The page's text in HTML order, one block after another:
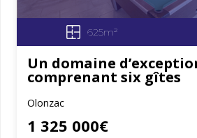
625m²
Un domaine
comprenant six gîtes
Olonzac
1 325 000€